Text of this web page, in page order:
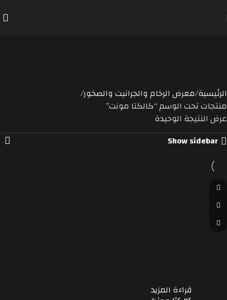
الرئيسية معرض الرخام والجرانيت والصخور
منتجات تحت الوسم “كالكتا مونت”
عرض النتيجة الوحيدة
Show sidebar
قراءة المزيد